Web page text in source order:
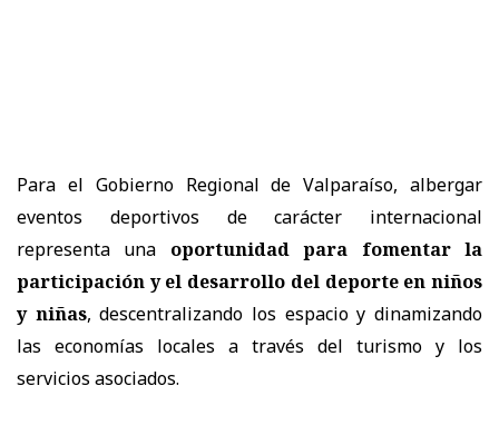
Para el Gobierno Regional de Valparaíso, albergar
eventos deportivos de carácter internacional
representa una
oportunidad para fomentar la
participación y el desarrollo del deporte en niños
y niñas, descentralizando los espacio y dinamizando
las economías locales a través del turismo y los
servicios asociados.